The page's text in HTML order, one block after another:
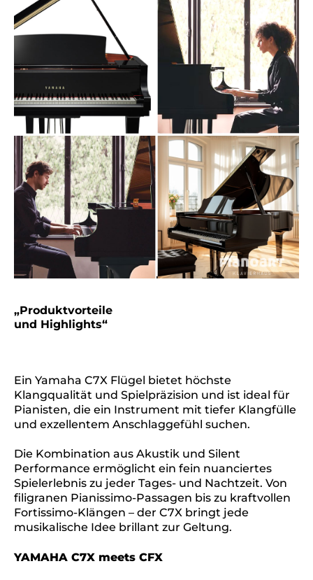
„Produktvorteile
und Highlights“
Ein Yamaha C7X Flügel bietet höchste
Klangqualität und Spielpräzision und ist ideal für
Pianisten, die ein Instrument mit tiefer Klangfülle
und exzellentem Anschlaggefühl suchen.
Die Kombination aus Akustik und Silent
Performance ermöglicht ein fein nuanciertes
Spielerlebnis zu jeder Tages- und Nachtzeit. Von
filigranen Pianissimo-Passagen bis zu kraftvollen
Fortissimo-Klängen – der C7X bringt jede
musikalische Idee brillant zur Geltung.
YAMAHA C7X meets CFX